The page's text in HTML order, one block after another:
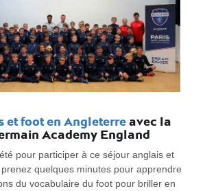
et foot en Angleterreavec la
Academy England
pour participer à ce séjour anglais et
quelques minutes pour apprendre
du vocabulaire du foot pour briller en